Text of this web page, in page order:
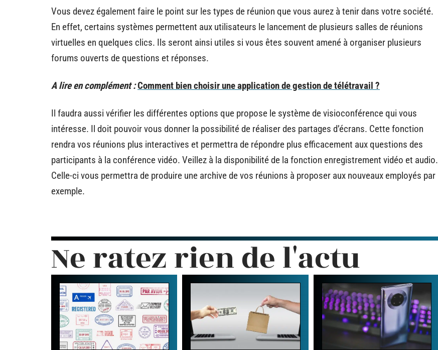
Vous devez également faire le point sur les types de réunion que vous aurez à tenir dans votre société.
En effet, certains systèmes permettent aux utilisateurs le lancement de plusieurs salles de réunions
virtuelles en quelques clics. Ils seront ainsi utiles si vous êtes souvent amené à organiser plusieurs
forums ouverts de questions et réponses.
A lire en complément :Comment bien choisir une application de gestion de télétravail ?
Il faudra aussi vérifier les différentes options que propose le système de visioconférence qui vous
intéresse. Il doit pouvoir vous donner la possibilité de réaliser des partages d’écrans. Cette fonction
rendra vos réunions plus interactives et permettra de répondre plus efficacement aux questions des
participants à la conférence vidéo. Veillez à la disponibilité de la fonction enregistrement vidéo et audio.
Celle-ci vous permettra de produire une archive de vos réunions à proposer aux nouveaux employés par
exemple.
Ne ratez rien de l'actu